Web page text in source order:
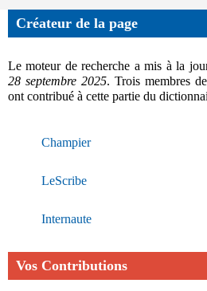
Créateur de la page
Le moteur de recherche a mis à la
28 septembre 2025. Trois membres
ont contribué à cette partie du
Champier
LeScribe
Internaute
Vos Contributions